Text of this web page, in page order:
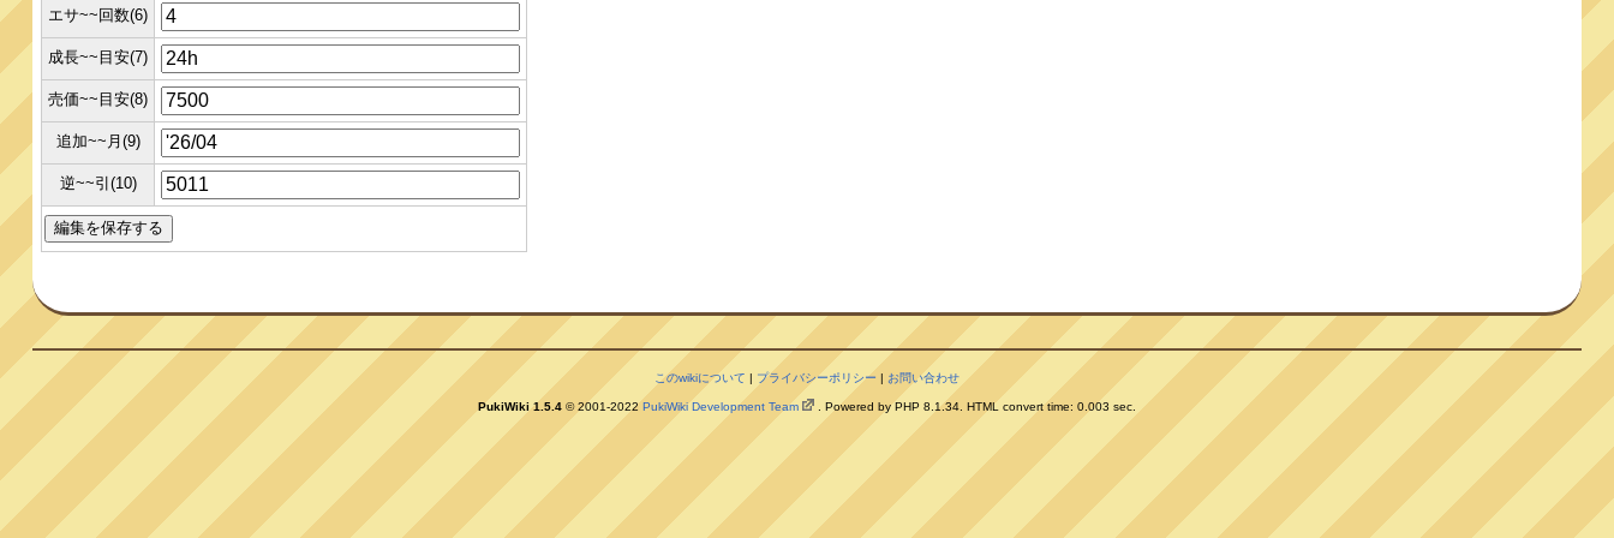
エサ~~回数(6)
成長~~目安(7)
売価~~目安(8)
追加~~月(9)
逆~~引(10)
このwikiについて | プライバシーポリシー | お問い合わせ
PukiWiki 1.5.4 © 2001-2022 PukiWiki Development Team . Powered by PHP 8.1.34. HTML convert time: 0.003 sec.